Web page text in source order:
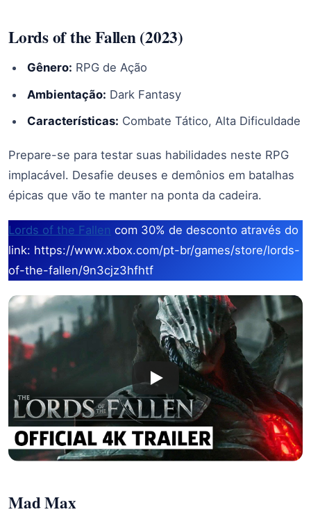
Lords of the Fallen (2023)
Gênero: RPG de Ação
Ambientação: Dark Fantasy
Características: Combate Tático, Alta Dificuldade
Prepare-se para testar suas habilidades neste RPG
implacável. Desafie deuses e demônios em batalhas
épicas que vão te manter na ponta da cadeira.
Lords of the Fallen com 30% de desconto através do
link: https://www.xbox.com/pt-br/games/store/lords-
of-the-fallen/9n3cjz3hfhtf
Mad Max